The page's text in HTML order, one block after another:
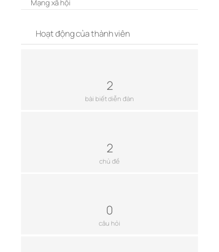
Mạng xã hội
Hoạt động của thành viên
2
bài biết diễn đàn
2
chủ đề
0
câu hỏi